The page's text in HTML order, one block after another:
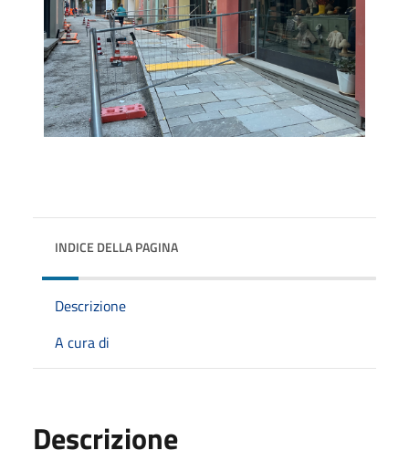
INDICE DELLA PAGINA
Descrizione
A cura di
Descrizione